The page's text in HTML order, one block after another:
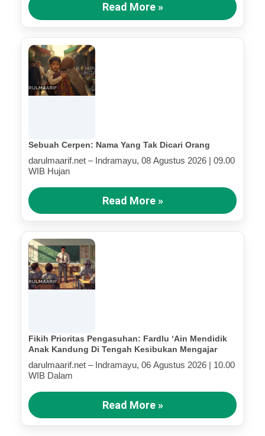
Read More »
Sebuah Cerpen: Nama Yang Tak Dicari Orang
darulmaarif.net – Indramayu, 08 Agustus 2026 | 09.00
WIB Hujan
Read More »
Fikih Prioritas Pengasuhan: Fardlu ‘Ain Mendidik
Anak Kandung Di Tengah Kesibukan Mengajar
darulmaarif.net – Indramayu, 06 Agustus 2026 | 10.00
WIB Dalam
Read More »